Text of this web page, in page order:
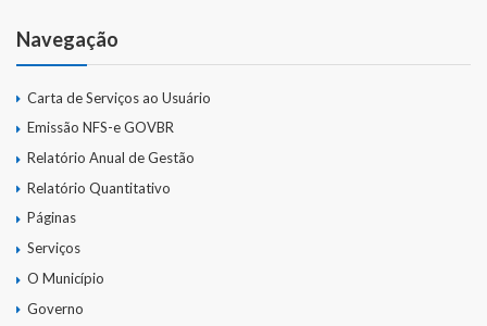
Navegação
Carta de Serviços ao Usuário
Emissão NFS-e GOVBR
Relatório Anual de Gestão
Relatório Quantitativo
Páginas
Serviços
O Município
Governo